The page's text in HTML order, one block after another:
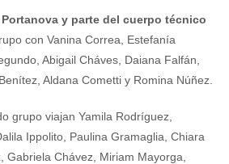
Portanova y parte del cuerpo técnico
con Vanina Correa, Estefanía
Abigail Cháves, Daiana Falfán,
Aldana Cometti y Romina Núñez.
grupo viajan Yamila Rodríguez,
Ippolito, Paulina Gramaglia, Chiara
Gabriela Chávez, Miriam Mayorga,